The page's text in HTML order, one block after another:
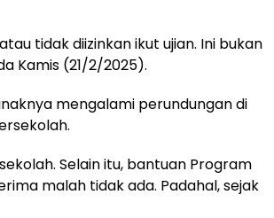
tidak diizinkan ikut ujian. Ini bukan
Kamis (21/2/2025).
mengalami perundungan di
Selain itu, bantuan Program
malah tidak ada. Padahal, sejak